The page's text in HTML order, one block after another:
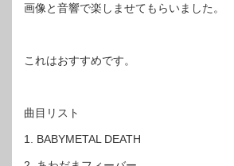
画像と音響で楽しませてもらいました。
これはおすすめです。
曲目リスト
1. BABYMETAL DEATH